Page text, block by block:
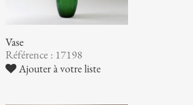
Vase
Référence : 17198
Ajouter à votre liste